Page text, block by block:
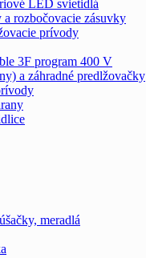
LED svietidlá
rozbočovacie zásuvky
prívody
3F program 400 V
a záhradné predlžovačky
meradlá